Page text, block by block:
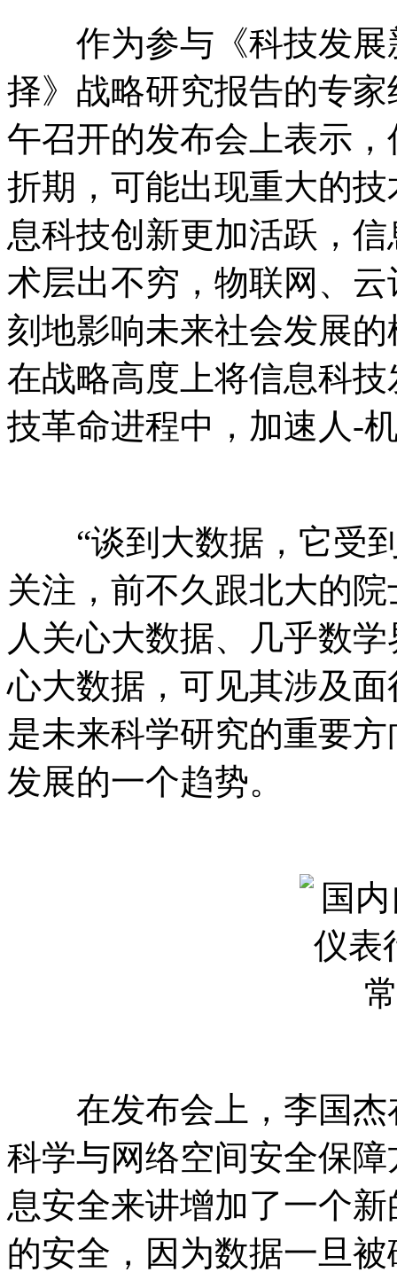
作为参与《科技发展
择》战略研究报告的专
午召开的发布会上表示
折期，可能出现重大的
息科技创新更加活跃，
术层出不穷，物联网、
刻地影响未来社会发展
在战略高度上将信息科
技革命进程中，加速人-
“谈到大数据，它受到
关注，前不久跟北大的
人关心大数据、几乎数
心大数据，可见其涉及
是未来科学研究的重要
发展的一个趋势。
在发布会上，李国杰
科学与网络空间安全保
息安全来讲增加了一个
的安全，因为数据一旦